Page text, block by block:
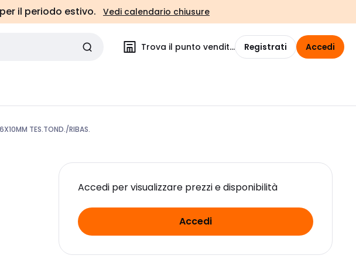
il periodo estivo. Vedi calendario chiusure
Trova il punto vendita Registrati Accedi
TES.TOND./RIBAS.
Accedi per visualizzare prezzi e disponibilità
Accedi